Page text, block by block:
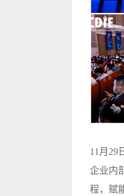
11月29
企业内
程，赋